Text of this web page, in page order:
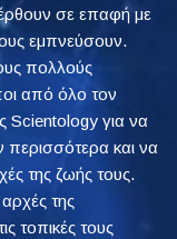
έρθουν σε επαφή με
εμπνεύσουν.
πολλούς
από όλο τον
Scientology για να
και να
της ζωής τους.
της
τοπικές τους